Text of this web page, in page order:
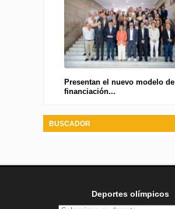
Presentan el nuevo modelo de
financiación...
BUSCADOR
Deportes olímpicos